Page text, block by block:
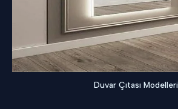
Duvar Çıtası Modelleri